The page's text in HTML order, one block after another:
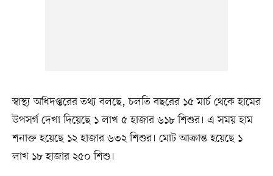
স্বাস্থ্য অধিদপ্তরের তথ্য বলছে, চলতি বছরের ১৫ মার্চ থেকে হামের
উপসর্গ দেখা দিয়েছে ১ লাখ ৫ হাজার ৬১৮ শিশুর। এ সময় হাম
শনাক্ত হয়েছে ১২ হাজার ৬৩২ শিশুর। মোট আক্রান্ত হয়েছে ১
লাখ ১৮ হাজার ২৫০ শিশু।